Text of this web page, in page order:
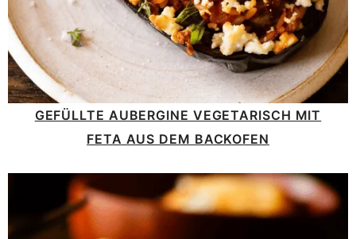
GEFÜLLTE AUBERGINE VEGETARISCH MIT
FETA AUS DEM BACKOFEN